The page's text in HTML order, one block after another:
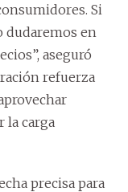
Si
dudaremos en
aseguró
refuerza
la carga
precisa para